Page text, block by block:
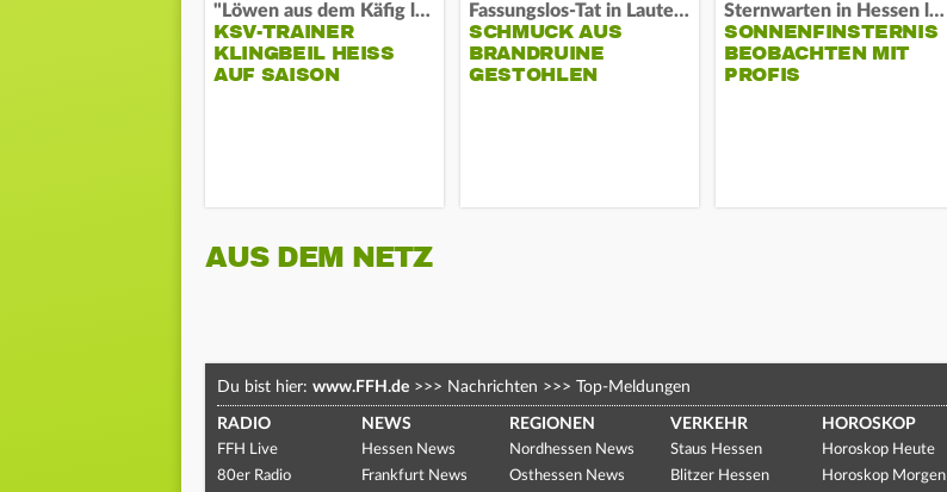
"Löwen aus dem Käfig lassen"
KSV-TRAINER
KLINGBEIL HEISS A
UF SAISON
Fassungslos-Tat in Lauterbach
SCHMUCK AUS
BRANDRUINE
GESTOHLEN
Sternwarten in Hessen laden ein
SONNENFINSTERNIS
BEOBACHTEN MIT
PROFIS
AUS DEM NETZ
Du bist hier: www.FFH.de >>> Nachrichten >>> Top-Meldungen
RADIO
FFH Live
80er Radio
NEWS
Hessen News
Frankfurt News
REGIONEN
Nordhessen News
Osthessen News
VERKEHR
Staus Hessen
Blitzer Hessen
HOROSKOP
Horoskop Heute
Horoskop Morgen